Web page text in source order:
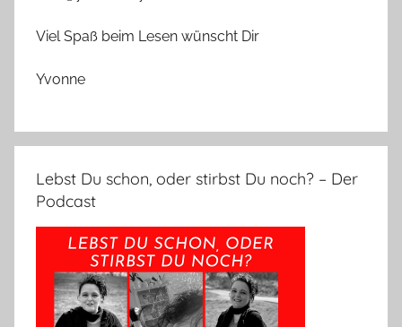
Viel Spaß beim Lesen wünscht Dir
Yvonne
Lebst Du schon, oder stirbst Du noch? – Der
Podcast